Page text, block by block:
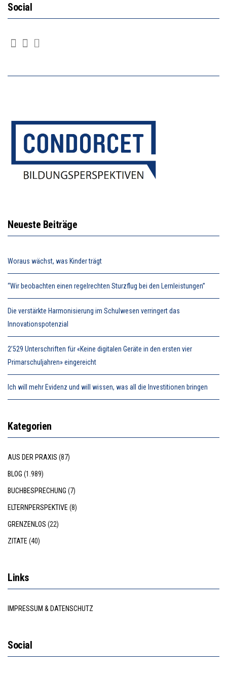
Social
Neueste Beiträge
Woraus wächst, was Kinder trägt
“Wir beobachten einen regelrechten Sturzflug bei den Lernleistungen”
Die verstärkte Harmonisierung im Schulwesen verringert das
Innovationspotenzial
2’529 Unterschriften für «Keine digitalen Geräte in den ersten vier
Primarschuljahren» eingereicht
Ich will mehr Evidenz und will wissen, was all die Investitionen bringen
Kategorien
AUS DER PRAXIS (87)
BLOG (1.989)
BUCHBESPRECHUNG (7)
ELTERNPERSPEKTIVE (8)
GRENZENLOS (22)
ZITATE (40)
Links
IMPRESSUM & DATENSCHUTZ
Social